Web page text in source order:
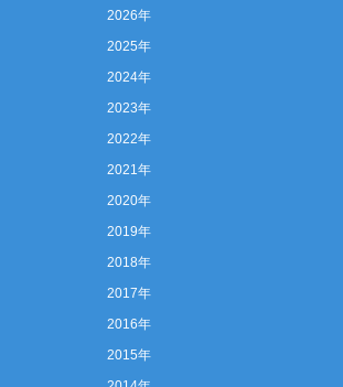
2026年
2025年
2024年
2023年
2022年
2021年
2020年
2019年
2018年
2017年
2016年
2015年